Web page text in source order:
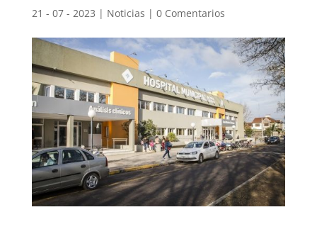
21 - 07 - 2023 | Noticias | 0 Comentarios